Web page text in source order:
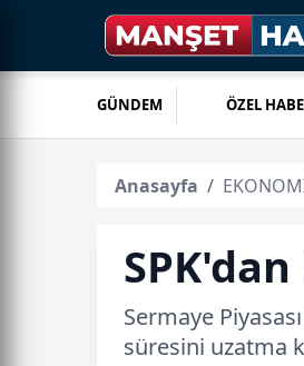
GÜNDEM ÖZEL
Anasayfa
Sermaye
süresini uzatma